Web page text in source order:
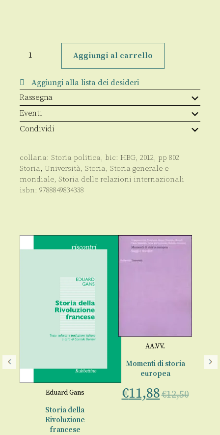
d'Algeria
(1954-
1962)
quantità
Aggiungi al carrello
Aggiungi alla lista dei desideri
Rassegna
Eventi
Condividi
collana: Storia politica, bic: HBG, 2012, pp 802
Storia, Università, Storia, Storia generale e
mondiale, Storia delle relazioni internazionali
isbn: 9788849834338
Eduard Gans
Storia della
Rivoluzione
francese
AA.VV.
Momenti di storia
europea
€11,88€12,50